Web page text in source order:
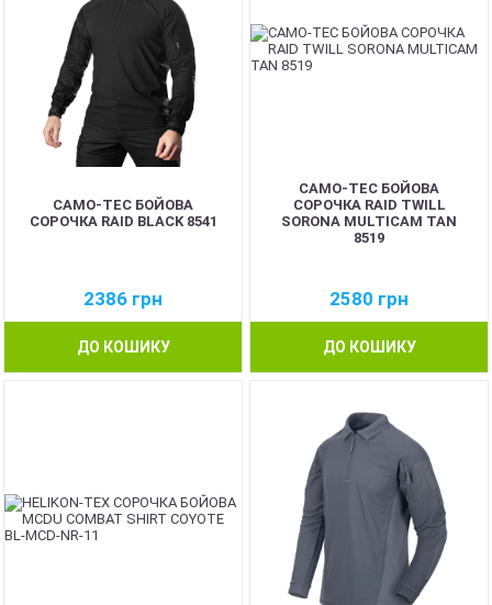
CAMO-TEC БОЙОВА
СОРОЧКА RAID BLACK 8541
2386 грн
ДО КОШИКУ
CAMO-TEC БОЙОВА
СОРОЧКА RAID TWILL
SORONA MULTICAM TAN
8519
2580 грн
ДО КОШИКУ